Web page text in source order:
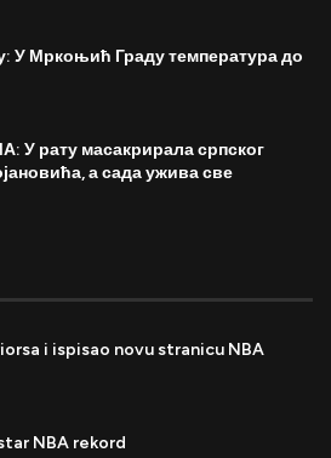
У Мркоњић Граду температура до
рату масакрирала српског
а сада ужива све
i ispisao novu stranicu NBA
NBA rekord